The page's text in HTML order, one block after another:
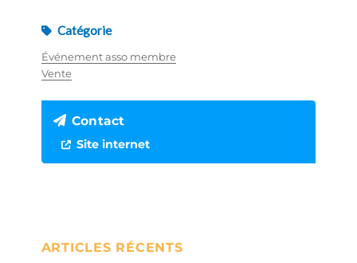
Catégorie
Événement asso membre
Vente
Contact
Site internet
ARTICLES RÉCENTS